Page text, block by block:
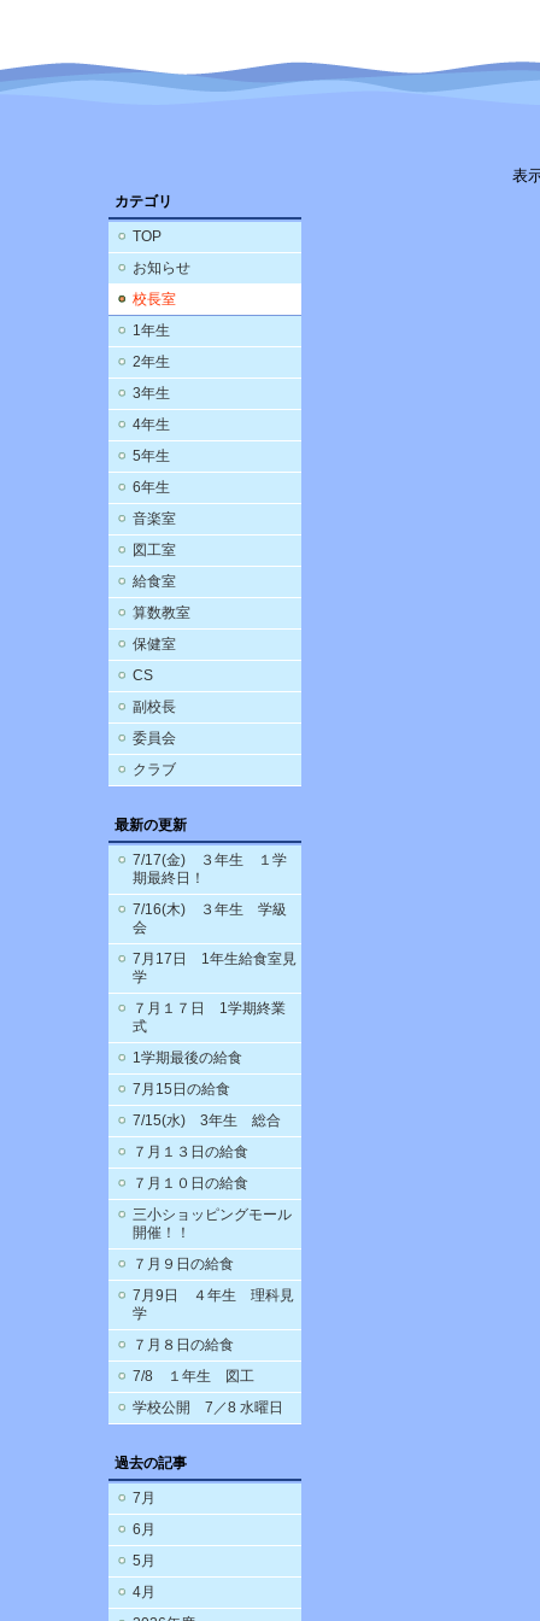
カテゴリ
TOP
お知らせ
校長室
1年生
2年生
3年生
4年生
5年生
6年生
音楽室
図工室
給食室
算数教室
保健室
CS
副校長
委員会
クラブ
最新の更新
7/17(金) ３年生 １学
期最終日！
7/16(木) ３年生 学級
会
7月17日 1年生給食室見
学
７月１７日 1学期終業
式
1学期最後の給食
7月15日の給食
7/15(水) 3年生 総合
７月１３日の給食
７月１０日の給食
三小ショッピングモール
開催！！
７月９日の給食
7月9日 ４年生 理科見
学
７月８日の給食
7/8 １年生 図工
学校公開 7／8 水曜日
過去の記事
7月
6月
5月
4月
表